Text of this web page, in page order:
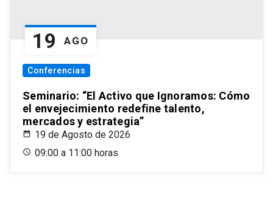
19 AGO
Conferencias
Seminario: “El Activo que Ignoramos: Cómo
el envejecimiento redefine talento,
mercados y estrategia”
19 de Agosto de 2026
09:00 a 11:00 horas